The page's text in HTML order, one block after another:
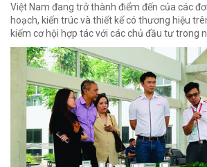
Việt Nam đang trở thành điểm đến của các
hoạch, kiến trúc và thiết kế có thương hiệu
kiếm cơ hội hợp tác với các chủ đầu tư trong